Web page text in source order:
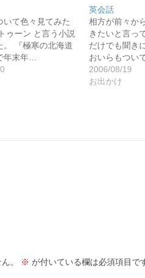
いて色々見てみた
ゥーン と言う小説
。 『極寒の北海道
年末年…
英会話
相方が前々か
きたいと言っ
だけでも聞き
おいらもつい
2006/08/19
お出かけ
。 ※ が付いている欄は必須項目で